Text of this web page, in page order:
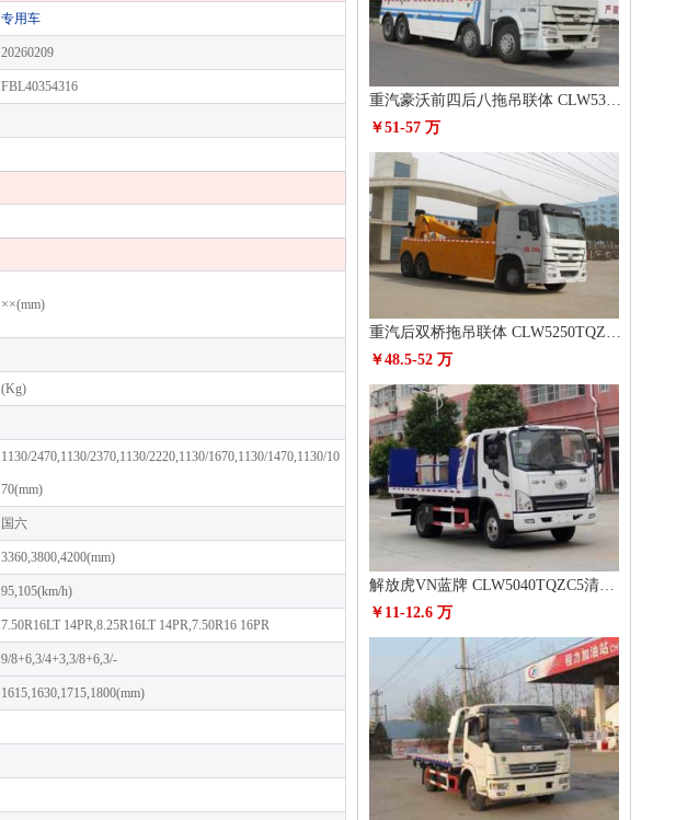
专用车
20260209
FBL40354316
××(mm)
(Kg)
1130/2470,1130/2370,1130/2220,1130/1670,1130/1470,1130/10
70(mm)
国六
3360,3800,4200(mm)
95,105(km/h)
7.50R16LT 14PR,8.25R16LT 14PR,7.50R16 16PR
9/8+6,3/4+3,3/8+6,3/-
1615,1630,1715,1800(mm)
重汽豪沃前四后八拖吊联体 CLW5311TQZZ5清障车
￥51-57 万
重汽后双桥拖吊联体 CLW5250TQZZ5清障车
￥48.5-52 万
解放虎VN蓝牌 CLW5040TQZC5清障车
￥11-12.6 万